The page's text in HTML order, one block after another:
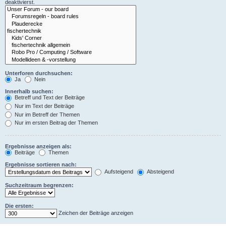
deaktivierst.
Unterforen durchsuchen:
Ja
Nein
Innerhalb suchen:
Betreff und Text der Beiträge
Nur im Text der Beiträge
Nur im Betreff der Themen
Nur im ersten Beitrag der Themen
Ergebnisse anzeigen als:
Beiträge
Themen
Ergebnisse sortieren nach:
Aufsteigend
Absteigend
Suchzeitraum begrenzen:
Die ersten:
Zeichen der Beiträge anzeigen